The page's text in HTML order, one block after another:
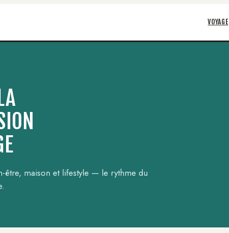
VOYAGE
être, maison et lifestyle — le rythme du